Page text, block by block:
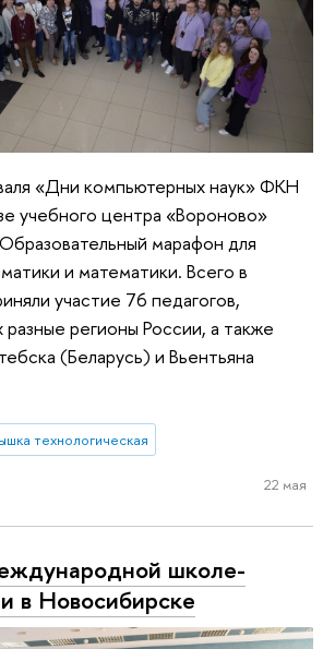
«Дни компьютерных наук» ФКН
учебного центра «Вороново»
марафон для
и математики. Всего в
участие 76 педагогов,
разные регионы России, а также
(Беларусь) и Вьентьяна
технологическая
22 мая
школе-
в Новосибирске